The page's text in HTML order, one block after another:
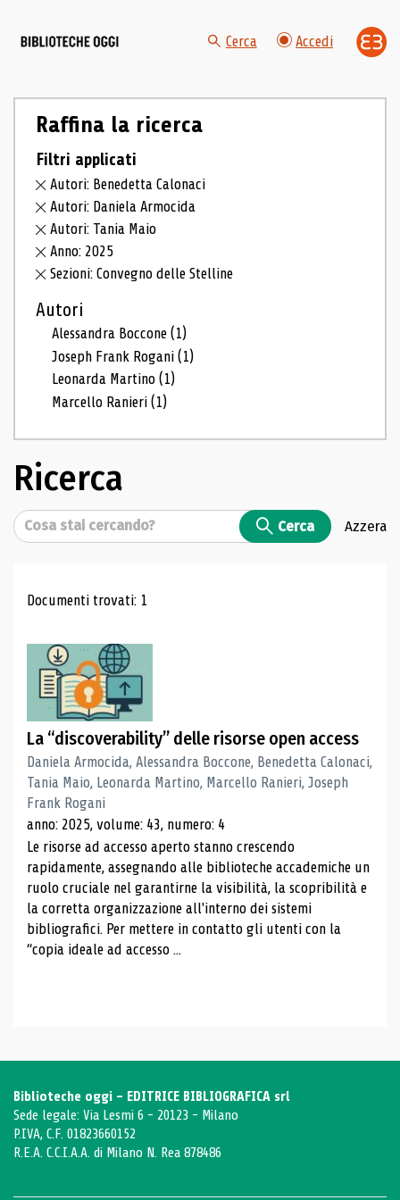
Cerca Accedi
Raffina la ricerca
Filtri applicati
Autori: Benedetta Calonaci
Autori: Daniela Armocida
Autori: Tania Maio
Anno: 2025
Sezioni: Convegno delle Stelline
Autori
Alessandra Boccone(1)
Joseph Frank Rogani(1)
Leonarda Martino(1)
Marcello Ranieri(1)
Ricerca
Cerca Cerca Azzera
Risultati di ricerca
Documenti trovati: 1
La “discoverability” delle risorse open access
Daniela Armocida, Alessandra Boccone, Benedetta Calonaci,
Tania Maio, Leonarda Martino, Marcello Ranieri, Joseph
Frank Rogani
anno: 2025, volume: 43, numero: 4
Le risorse ad accesso aperto stanno crescendo
rapidamente, assegnando alle biblioteche accademiche un
ruolo cruciale nel garantirne la visibilità, la scopribilità e
la corretta organizzazione all'interno dei sistemi
bibliografici. Per mettere in contatto gli utenti con la
“copia ideale ad accesso ...
Biblioteche oggi - EDITRICE BIBLIOGRAFICA srl
Sede legale: Via Lesmi 6 - 20123 - Milano
P.IVA, C.F. 01823660152
R.E.A. C.C.I.A.A. di Milano N. Rea 878486